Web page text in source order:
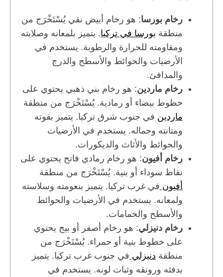
رخام بورسا: هو رخام أبيض نقي يُسْتَخْرَج من
منطقة بورسا في تركيا. يتميز بلمعانه وصلابته
ومقاومته للحرارة والرطوبة. يستخدم في
الأرضيات والحوائط والأسطح والدرج
والمدافئ.
رخام ماردين: هو رخام بني ذهبي يحتوي على
خطوط بيضاء أو رمادية. يُسْتَخْرَج من منطقة
ماردين في جنوب شرق تركيا. يتميز بقوته
ومتانته وجماله. يستخدم في الأرضيات
والحوائط والأثاث والديكورات.
رخام أفيون: هو رخام رمادي فاتح يحتوي على
نقاط سوداء أو بنية. يُسْتَخْرَج من منطقة
أفيون في غرب تركيا. يتميز بنعومته وسلاسته
ولمعانه. يستخدم في الأرضيات والحوائط
والأسطح والحمامات.
رخام دنيزلي: هو رخام أصفر أو بيج يحتوي
على خطوط بنية أو حمراء. يُسْتَخْرَج من
منطقة دنيزلي في جنوب غرب تركيا. يتميز
بدفئه ورونقه وثبات لونه. يستخدم في